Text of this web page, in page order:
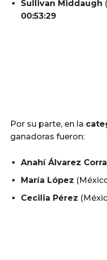
Sullivan Middaugh
00:53:29
Por su parte, en la
ganadoras fueron:
Anahí Álvarez Corral
María López
Cecilia Pérez